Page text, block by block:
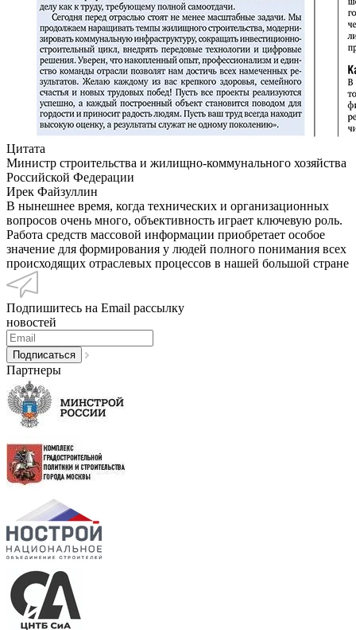
Цитата
Министр строительства и жилищно-коммунального хозяйства
Российской Федерации
Ирек Файзуллин
В нынешнее время, когда технических и организационных
вопросов очень много, объективность играет ключевую роль.
Работа средств массовой информации приобретает особое
значение для формирования у людей полного понимания всех
происходящих отраслевых процессов в нашей большой стране
Подпишитесь на Email рассылку
новостей
Партнеры